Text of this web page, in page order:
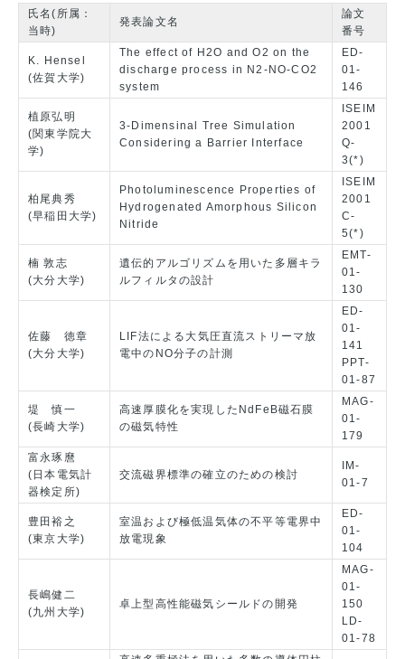
氏名(所属：
当時)
発表論文名
論文
番号
K. Hensel
(佐賀大学)
The effect of H2O and O2 on the
discharge process in N2-NO-CO2
system
ED-
01-
146
植原弘明
(関東学院大
学)
3-Dimensinal Tree Simulation
Considering a Barrier Interface
ISEIM
2001
Q-
3(*)
柏尾典秀
(早稲田大学)
Photoluminescence Properties of
Hydrogenated Amorphous Silicon
Nitride
ISEIM
2001
C-
5(*)
楠 敦志
(大分大学)
遺伝的アルゴリズムを用いた多層キラ
ルフィルタの設計
EMT-
01-
130
佐藤 徳章
(大分大学)
LIF法による大気圧直流ストリーマ放
電中のNO分子の計測
ED-
01-
141
PPT-
01-87
堤 慎一
(長崎大学)
高速厚膜化を実現したNdFeB磁石膜
の磁気特性
MAG-
01-
179
富永琢麿
(日本電気計
器検定所)
交流磁界標準の確立のための検討
IM-
01-7
豊田裕之
(東京大学)
室温および極低温気体の不平等電界中
放電現象
ED-
01-
104
長嶋健二
(九州大学)
卓上型高性能磁気シールドの開発
MAG-
01-
150
LD-
01-78